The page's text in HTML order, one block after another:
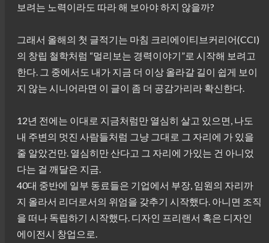
보려는 노력이라도 따라 해 보아야 하지 않을까?
그래서 올해의 첫 글적기는 마침 크리에이티브커리어(CCI)
의 창립 철학처럼 “멀리보는 경력이야기”로 시작해 보려고
한다. 그 중에서도 내가 지금 더 이상 올라갈 길이 쉽게 보이
지 않는 시니어라면 이 글이 좀 더 공감가리라 확신한다.
12년 전에는 이대로 지금처럼만 열심히 살고 있으면, 나도
내 주변의 멋진 사람들처럼 그냥 그대로 그 자리에 가 있을
줄 알았건만. 열심히만 산다고 그 자리에 가있는 건 아니었
다는 걸 깨달은 지금.
40대 중반에 일부 동료들은 기업에서 부장, 임원의 자리까
지 올라서 리더로서의 위엄을 갖추기 시작했다. 아니면 조직
을 떠나 독립하기 시작했다. 디자인 프리랜서 혹은 디자인
에이전시 창업으로.